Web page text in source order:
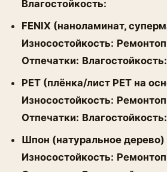
Влагостойкость:
FENIX (наноламинат,
Износостойкость:
Отпечатки: Влагостойкость:
PET (плёнка/лист PET на
Износостойкость:
Отпечатки: Влагостойкость:
Шпон (натуральное дерево)
Износостойкость: